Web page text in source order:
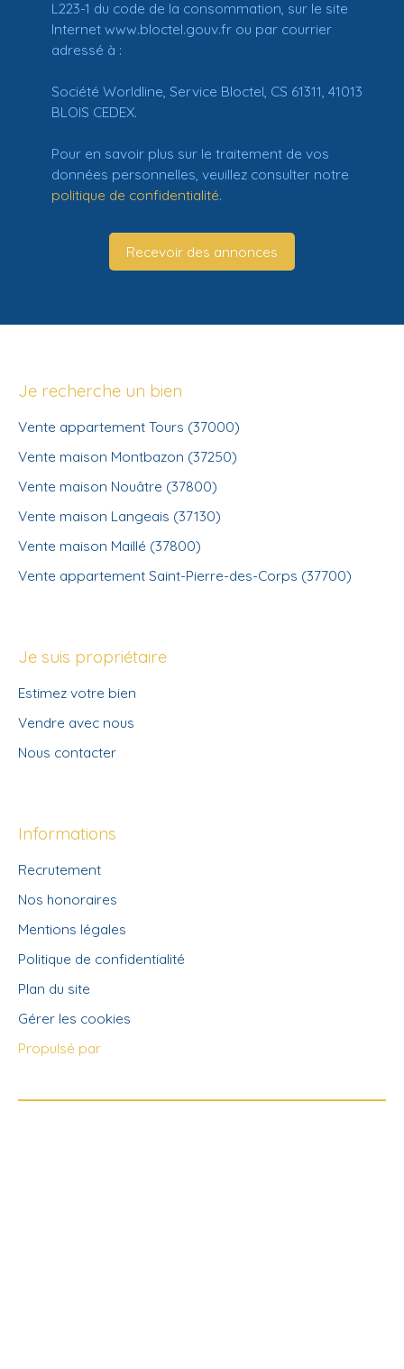
L223-1 du code de la consommation, sur le site
Internet www.bloctel.gouv.fr ou par courrier
adressé à :
Société Worldline, Service Bloctel, CS 61311, 41013
BLOIS CEDEX.
Pour en savoir plus sur le traitement de vos
données personnelles, veuillez consulter notre
politique de confidentialité.
Recevoir des annonces
Je recherche un bien
Vente appartement Tours (37000)
Vente maison Montbazon (37250)
Vente maison Nouâtre (37800)
Vente maison Langeais (37130)
Vente maison Maillé (37800)
Vente appartement Saint-Pierre-des-Corps (37700)
Je suis propriétaire
Estimez votre bien
Vendre avec nous
Nous contacter
Informations
Recrutement
Nos honoraires
Mentions légales
Politique de confidentialité
Plan du site
Gérer les cookies
Propulsé par